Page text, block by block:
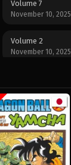
Volume 7
November 10, 2025
Volume 2
November 10, 2025